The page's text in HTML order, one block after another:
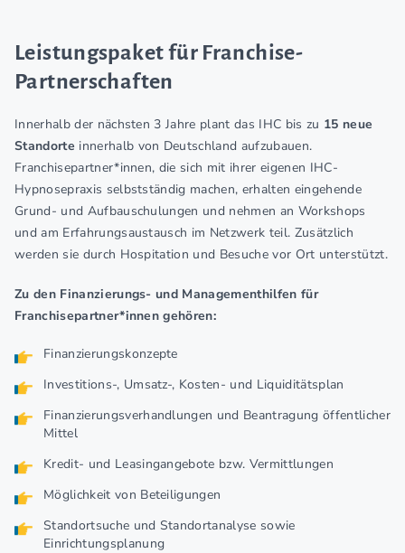
Leistungspaket für Franchise-
Partnerschaften
Innerhalb der nächsten 3 Jahre plant das IHC bis zu 15 neue
Standorte innerhalb von Deutschland aufzubauen.
Franchisepartner*innen, die sich mit ihrer eigenen IHC-
Hypnosepraxis selbstständig machen, erhalten eingehende
Grund- und Aufbauschulungen und nehmen an Workshops
und am Erfahrungsaustausch im Netzwerk teil. Zusätzlich
werden sie durch Hospitation und Besuche vor Ort unterstützt.
Zu den Finanzierungs- und Managementhilfen für
Franchisepartner*innen gehören:
Finanzierungskonzepte
Investitions-, Umsatz-, Kosten- und Liquiditätsplan
Finanzierungsverhandlungen und Beantragung öffentlicher
Mittel
Kredit- und Leasingangebote bzw. Vermittlungen
Möglichkeit von Beteiligungen
Standortsuche und Standortanalyse sowie
Einrichtungsplanung